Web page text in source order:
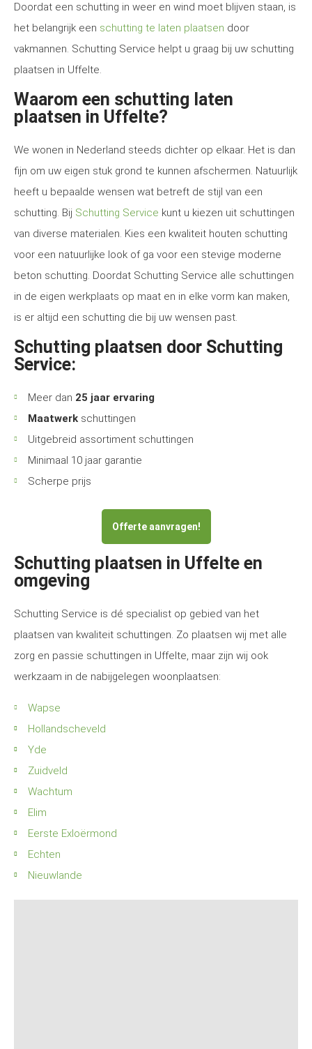
Doordat een schutting in weer en wind moet blijven staan, is
het belangrijk een schutting te laten plaatsen door
vakmannen. Schutting Service helpt u graag bij uw schutting
plaatsen in Uffelte.
Waarom een schutting laten
plaatsen in Uffelte?
We wonen in Nederland steeds dichter op elkaar. Het is dan
fijn om uw eigen stuk grond te kunnen afschermen. Natuurlijk
heeft u bepaalde wensen wat betreft de stijl van een
schutting. Bij Schutting Service kunt u kiezen uit schuttingen
van diverse materialen. Kies een kwaliteit houten schutting
voor een natuurlijke look of ga voor een stevige moderne
beton schutting. Doordat Schutting Service alle schuttingen
in de eigen werkplaats op maat en in elke vorm kan maken,
is er altijd een schutting die bij uw wensen past.
Schutting plaatsen door Schutting
Service:
Meer dan 25 jaar ervaring
Maatwerk schuttingen
Uitgebreid assortiment schuttingen
Minimaal 10 jaar garantie
Scherpe prijs
Offerte aanvragen!
Schutting plaatsen in Uffelte en
omgeving
Schutting Service is dé specialist op gebied van het
plaatsen van kwaliteit schuttingen. Zo plaatsen wij met alle
zorg en passie schuttingen in Uffelte, maar zijn wij ook
werkzaam in de nabijgelegen woonplaatsen:
Wapse
Hollandscheveld
Yde
Zuidveld
Wachtum
Elim
Eerste Exloërmond
Echten
Nieuwlande